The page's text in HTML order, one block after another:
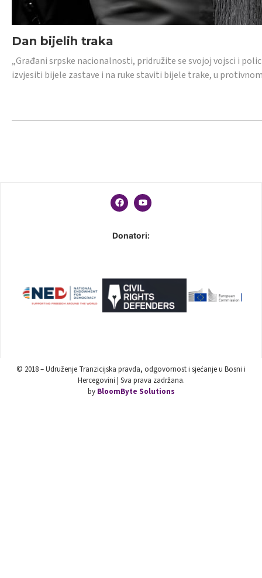
Dan bijelih traka
„Građani srpske nacionalnosti, pridružite se svojoj vojsci i
izvjesiti bijele zastave i na ruke staviti bijele trake, u
Donatori:
© 2018 – Udruženje Tranzicijska pravda, odgovornost i sjećanje u Bosni i
Hercegovini | Sva prava zadržana.
by BloomByte Solutions